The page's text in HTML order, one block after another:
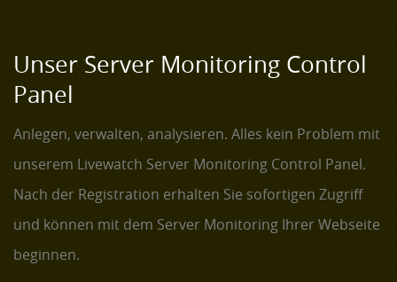
Unser Server Monitoring Control
Panel
Anlegen, verwalten, analysieren. Alles kein Problem mit
unserem Livewatch Server Monitoring Control Panel.
Nach der Registration erhalten Sie sofortigen Zugriff
und können mit dem Server Monitoring Ihrer Webseite
beginnen.